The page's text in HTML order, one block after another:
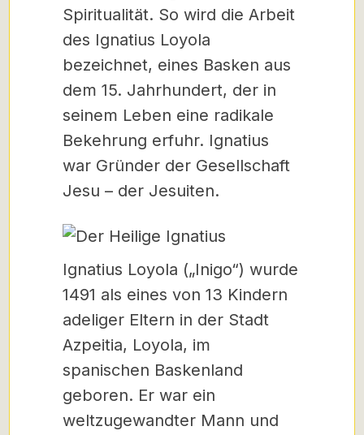
Spiritualität. So wird die Arbeit
des Ignatius Loyola
bezeichnet, eines Basken aus
dem 15. Jahrhundert, der in
seinem Leben eine radikale
Bekehrung erfuhr. Ignatius
war Gründer der Gesellschaft
Jesu – der Jesuiten.
Ignatius Loyola („Inigo“) wurde
1491 als eines von 13 Kindern
adeliger Eltern in der Stadt
Azpeitia, Loyola, im
spanischen Baskenland
geboren. Er war ein
weltzugewandter Mann und